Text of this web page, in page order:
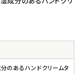
のあるハンドクリームタ